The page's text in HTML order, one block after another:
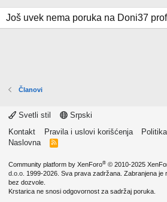
Još uvek nema poruka na Doni37
Članovi
Svetli stil
Srpski
Kontakt
Pravila i uslovi korišćenja
Naslovna
R
Community platform by XenForo® © 2010-2025
d.o.o. 1999-2026. Sva prava zadržana. Zabranjena je
bez dozvole.
Krstarica ne snosi odgovornost za sadržaj poruka.